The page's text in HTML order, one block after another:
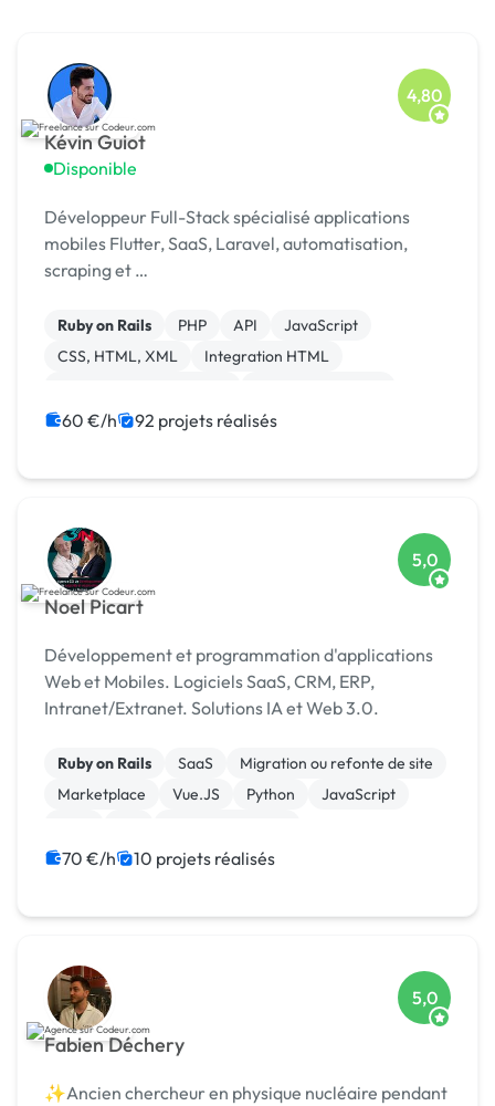
Kévin Guiot
Disponible
4,80
Développeur Full-Stack spécialisé applications
mobiles Flutter, SaaS, Laravel, automatisation,
scraping et …
Ruby on Rails PHP API
JavaScript
CSS, HTML, XML
Integration HTML
Paypal
iOS
60 €/h 92 projets réalisés
Noel Picart
5,0
Développement et programmation d'applications
Web et Mobiles. Logiciels SaaS, CRM, ERP,
Intranet/Extranet. Solutions IA et Web 3.0.
Ruby on Rails SaaS
Migration ou refonte de site
Marketplace
Vue.JS Python
JavaScript
70 €/h 10 projets réalisés
Fabien Déchery
5,0
✨Ancien chercheur en physique nucléaire pendant